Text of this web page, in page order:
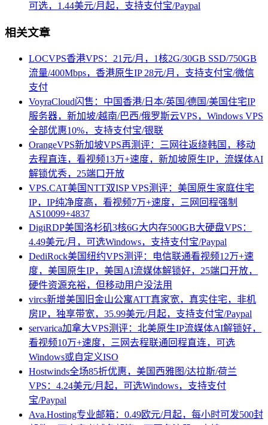
可选，1.44美元/月起，支持支付宝/Paypal
相关文章
LOCVPS香港VPS：21元/月，1核2G/30GB SSD/750GB
流量/400Mbps，香港原生IP 28元/月，支持支付宝/微信
支付
VoyraCloud闪售：中国香港/日本/英国/德国/美国住宅IP
服务器，新加坡/越南/巴西/俄罗斯云VPS，Windows VPS
全部优惠10%，支持支付宝/银联
OrangeVPS新加坡VPS再测评：三网往返绕韩国，移动
去程直连，看视频13万+速度，新加坡原生IP，流媒体AI
解锁优秀，25端口开放
VPS.CAT美国NTT双ISP VPS测评：美国原生家庭住宅
IP，IP纯净度高，看视频7万+速度，三网回程强制
AS10099+4837
DigiRDP美国洛杉矶3核6G大内存500GB大硬盘VPS：
4.49美元/月，可选Windows，支持支付宝/Paypal
DediRock美国纽约VPS测评：电信联通看视频12万+速
度，美国原生IP，美国AI流媒体解锁好，25端口开放，
硬件资源充裕，但移动用户没法用
vircs新增美国旧金山公寓ATT真家宽，真实住宅，非机
房IP，独享带宽，35.99美元/月起，支持支付宝/Paypal
servarica加拿大VPS测评：北美原生IP流媒体AI解锁好，
看视频10万+速度，三网去程联通回程直连，可选
Windows或自定义ISO
Hostwinds全场85折优惠，美国西雅图/达拉斯/荷兰
VPS：4.24美元/月起，可选Windows，支持支付
宝/Paypal
Ava.Hosting专业邮箱：0.49欧元/月起，每小时可发500封